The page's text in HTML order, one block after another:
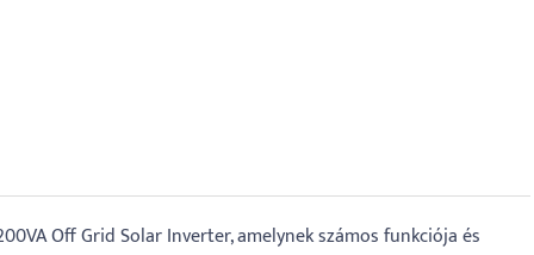
Off Grid Solar Inverter, amelynek számos funkciója és